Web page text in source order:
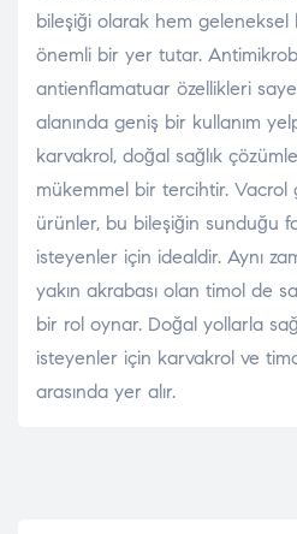
bileşiği olarak hem
önemli bir yer tutar.
antienflamatuar özellikleri
alanında geniş bir kullanım
karvakrol, doğal sağlık
mükemmel bir tercihtir. Vacrol
ürünler, bu bileşiğin sunduğu
isteyenler için idealdir. Aynı
yakın akrabası olan timol de
bir rol oynar. Doğal yollarla
isteyenler için karvakrol ve
arasında yer alır.